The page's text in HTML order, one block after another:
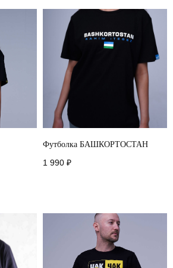
Футболка БАШКОРТОСТАН
1 990 ₽
разработано в